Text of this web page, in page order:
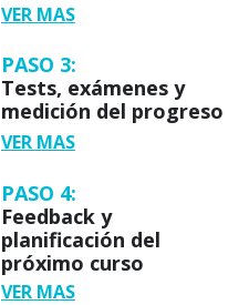
VER MAS
PASO 3:
Tests, exámenes y
medición del progreso
VER MAS
PASO 4:
Feedback y
planificación del
próximo curso
VER MAS